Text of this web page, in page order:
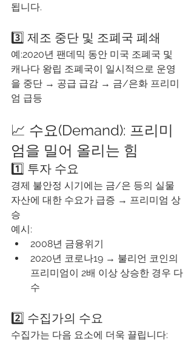
됩니다.
3️⃣ 제조 중단 및 조폐국 폐쇄
예:2020년 팬데믹 동안 미국 조폐국 및
캐나다 왕립 조폐국이 일시적으로 운영
을 중단 → 공급 급감 → 금/은화 프리미
엄 급등
📈 수요(Demand): 프리미
엄을 밀어 올리는 힘
1️⃣ 투자 수요
경제 불안정 시기에는 금/은 등의 실물
자산에 대한 수요가 급증 → 프리미엄 상
승
예시:
2008년 금융위기
2020년 코로나19 → 불리언 코인의
프리미엄이 2배 이상 상승한 경우 다
수
2️⃣ 수집가의 수요
수집가는 다음 요소에 더욱 끌립니다: